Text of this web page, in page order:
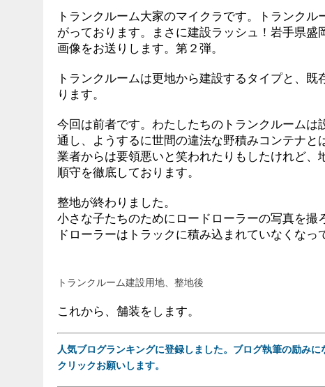
トランクルーム大家のマイクラです。トランク
がっております。まさに建設ラッシュ！岩手県
画像をお送りします。第２弾。
トランクルームは更地から建設するタイプと、
ります。
今回は前者です。わたしたちのトランクルーム
通し、ようするに世間の違法な野積みコンテナ
業者からは要領悪いと笑われたりもしたけれど
順守を徹底しております。
整地が終わりました。
小さな子たちのためにロードローラーの写真を
ドローラーはトラックに積み込まれていなくなっ
トランクルーム建設用地、整地後
これから、舗装をします。
人気ブログランキングに登録しました。ブログ執筆の励み
クリックお願いします。